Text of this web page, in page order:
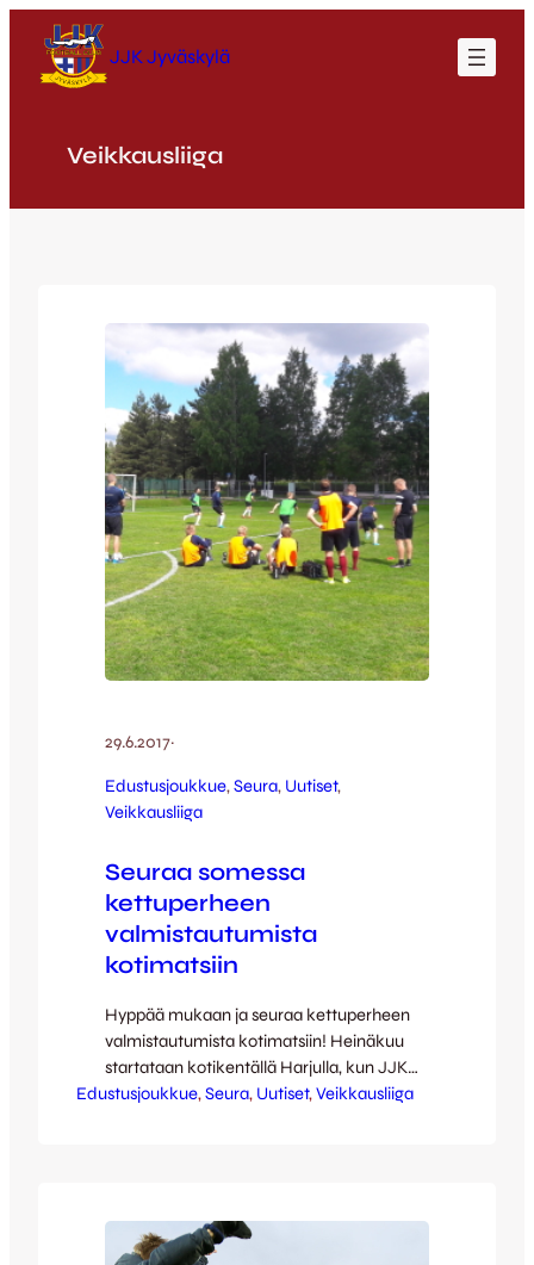
sisältöön
JJK Jyväskylä
Veikkausliiga
29.6.2017·
Edustusjoukkue, Seura, Uutiset
Veikkausliiga
Seuraa somessa
kettuperheen
valmistautumista
kotimatsiin
Hyppää mukaan ja seuraa kettuperheen
valmistautumista kotimatsiin! Heinäkuu
startataan kotikentällä Harjulla, kun JJK
isännöi FC Lahtea lauantaina klo 17 alkaen.
nyt sekä joukkueen valmistautumista että
ottelutapahtuman järjestämistä ja
Edustusjoukkue, Seura, Uutiset, Veikkausliiga